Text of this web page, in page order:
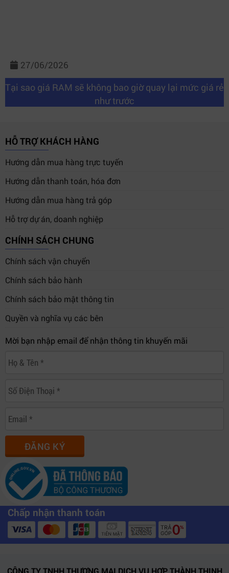
27/06/2026
Tại sao giá RAM sẽ không bao giờ quay lại mức giá rẻ
như trước
HỖ TRỢ KHÁCH HÀNG
Hướng dẫn mua hàng trực tuyến
Hướng dẫn thanh toán, hóa đơn
Hướng dẫn mua hàng trả góp
Hỗ trợ dự án, doanh nghiệp
CHÍNH SÁCH CHUNG
Chính sách vận chuyển
Chính sách bảo hành
Chính sách bảo mật thông tin
Quyền và nghĩa vụ các bên
Mời bạn nhập email để nhận thông tin khuyến mãi
ĐĂNG KÝ
Chấp nhận thanh toán
CÔNG TY TNHH THƯƠNG MẠI DỊCH VỤ HỢP THÀNH THỊNH